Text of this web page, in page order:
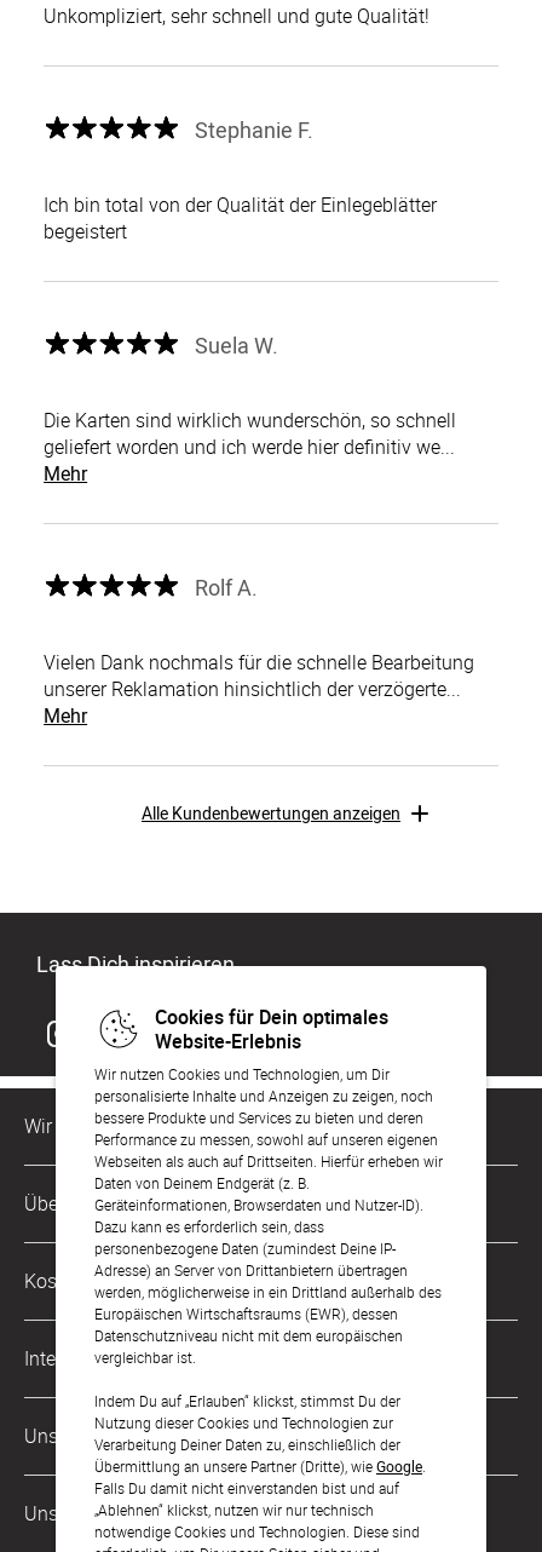
Cookies für Dein optimales
Website-Erlebnis
Wir nutzen Cookies und Technologien, um Dir
personalisierte Inhalte und Anzeigen zu zeigen, noch
bessere Produkte und Services zu bieten und deren
Performance zu messen, sowohl auf unseren eigenen
Webseiten als auch auf Drittseiten. Hierfür erheben wir
Daten von Deinem Endgerät (z. B.
Geräteinformationen, Browserdaten und Nutzer-ID).
Dazu kann es erforderlich sein, dass
personenbezogene Daten (zumindest Deine IP-
Adresse) an Server von Drittanbietern übertragen
werden, möglicherweise in ein Drittland außerhalb des
Europäischen Wirtschaftsraums (EWR), dessen
Datenschutzniveau nicht mit dem europäischen
vergleichbar ist.
Indem Du auf „Erlauben“ klickst, stimmst Du der
Nutzung dieser Cookies und Technologien zur
Verarbeitung Deiner Daten zu, einschließlich der
Übermittlung an unsere Partner (Dritte), wieGoogle
Falls Du damit nicht einverstanden bist und auf
„Ablehnen“ klickst, nutzen wir nur technisch
notwendige Cookies und Technologien. Diese sind
Unkompliziert, sehr schnell und gute Qualität!
Stephanie F.
Ich bin total von der Qualität der Einlegeblätter
begeistert
Suela W.
Die Karten sind wirklich wunderschön, so schnell
geliefert worden und ich werde hier definitiv we...
Mehr
Rolf A.
Vielen Dank nochmals für die schnelle Bearbeitung
unserer Reklamation hinsichtlich der verzögerte...
Mehr
Alle Kundenbewertungen anzeigen
Lass Dich inspirieren
Wir sind für Dich da
Kundenservice-Hotline
0049 221 956 725 10
Mo. - Fr. von 9 bis 17 Uhr
kontakt@sendmoments.at
Über Uns
Philosophie
Karriere
Impressum
AGB & Widerrufsrecht
Zahlung & Versand
Datenschutz
Barrierefreiheitserklärung
Kostenlose Services
Musterkarten
Digitale Gästelisten
FAQ & Hilfe
International
Deutschland
Schweiz
Frankreich
Unsere Zahlungsarten
Unsere Partner